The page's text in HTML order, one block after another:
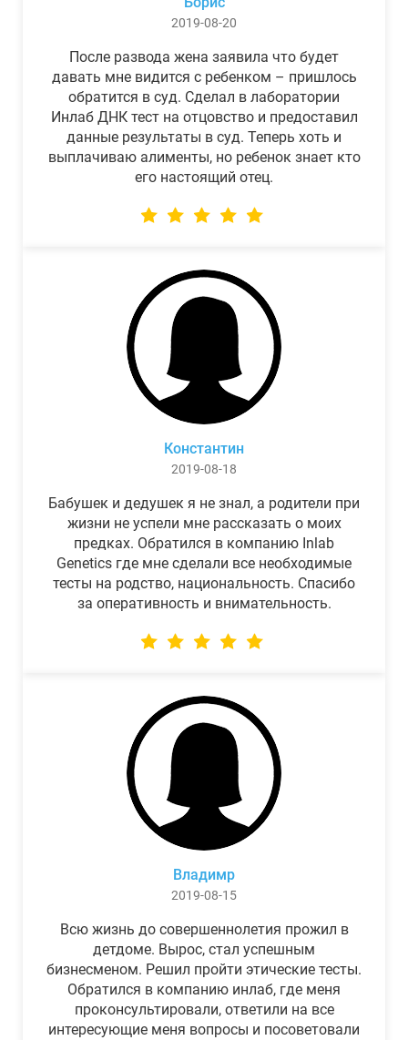
2019-08-20
После развода жена заявила что будет
давать мне видится с ребенком – пришлось
обратится в суд. Сделал в лаборатории
Инлаб ДНК тест на отцовство и предоставил
данные результаты в суд. Теперь хоть и
выплачиваю алименты, но ребенок знает кто
его настоящий отец.
Константин
2019-08-18
Бабушек и дедушек я не знал, а родители при
жизни не успели мне рассказать о моих
предках. Обратился в компанию Inlab
Genetics где мне сделали все необходимые
тесты на родство, национальность. Спасибо
за оперативность и внимательность.
Владимр
2019-08-15
Всю жизнь до совершеннолетия прожил в
детдоме. Вырос, стал успешным
бизнесменом. Решил пройти этические тесты.
Обратился в компанию инлаб, где меня
проконсультировали, ответили на все
интересующие меня вопросы и посоветовали